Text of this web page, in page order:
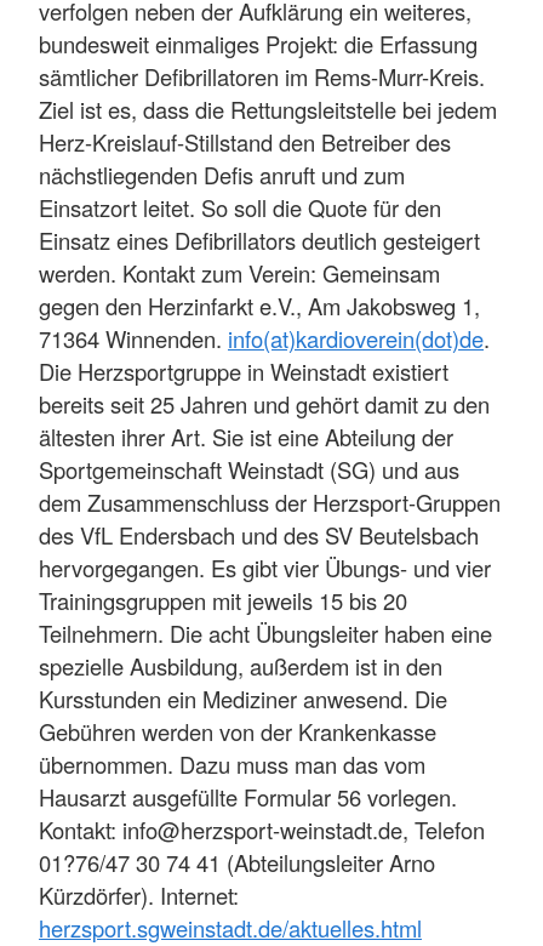
verfolgen neben der Aufklärung ein weiteres,
bundesweit einmaliges Projekt: die Erfassung
sämtlicher Defibrillatoren im Rems-Murr-Kreis.
Ziel ist es, dass die Rettungsleitstelle bei jedem
Herz-Kreislauf-Stillstand den Betreiber des
nächstliegenden Defis anruft und zum
Einsatzort leitet. So soll die Quote für den
Einsatz eines Defibrillators deutlich gesteigert
werden. Kontakt zum Verein: Gemeinsam
gegen den Herzinfarkt e.V., Am Jakobsweg 1,
71364 Winnenden. info(at)kardioverein(dot)de.
Die Herzsportgruppe in Weinstadt existiert
bereits seit 25 Jahren und gehört damit zu den
ältesten ihrer Art. Sie ist eine Abteilung der
Sportgemeinschaft Weinstadt (SG) und aus
dem Zusammenschluss der Herzsport-Gruppen
des VfL Endersbach und des SV Beutelsbach
hervorgegangen. Es gibt vier Übungs- und vier
Trainingsgruppen mit jeweils 15 bis 20
Teilnehmern. Die acht Übungsleiter haben eine
spezielle Ausbildung, außerdem ist in den
Kursstunden ein Mediziner anwesend. Die
Gebühren werden von der Krankenkasse
übernommen. Dazu muss man das vom
Hausarzt ausgefüllte Formular 56 vorlegen.
Kontakt: info@herzsport-weinstadt.de, Telefon
01?76/47 30 74 41 (Abteilungsleiter Arno
Kürzdörfer). Internet:
herzsport.sgweinstadt.de/aktuelles.html